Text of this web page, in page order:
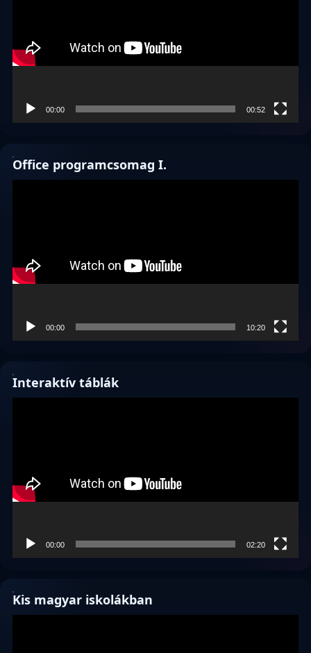
00:00 00:52
Office programcsomag I.
00:00 10:20
Interaktív táblák
00:00 02:20
Kis magyar iskolákban